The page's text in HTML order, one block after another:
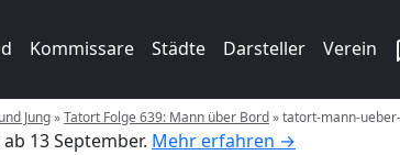
Kommissare Städte Darsteller Verein
Jung»Tatort Folge 639: Mann über Bord»tatort-mann-
13 September. Mehr erfahren →